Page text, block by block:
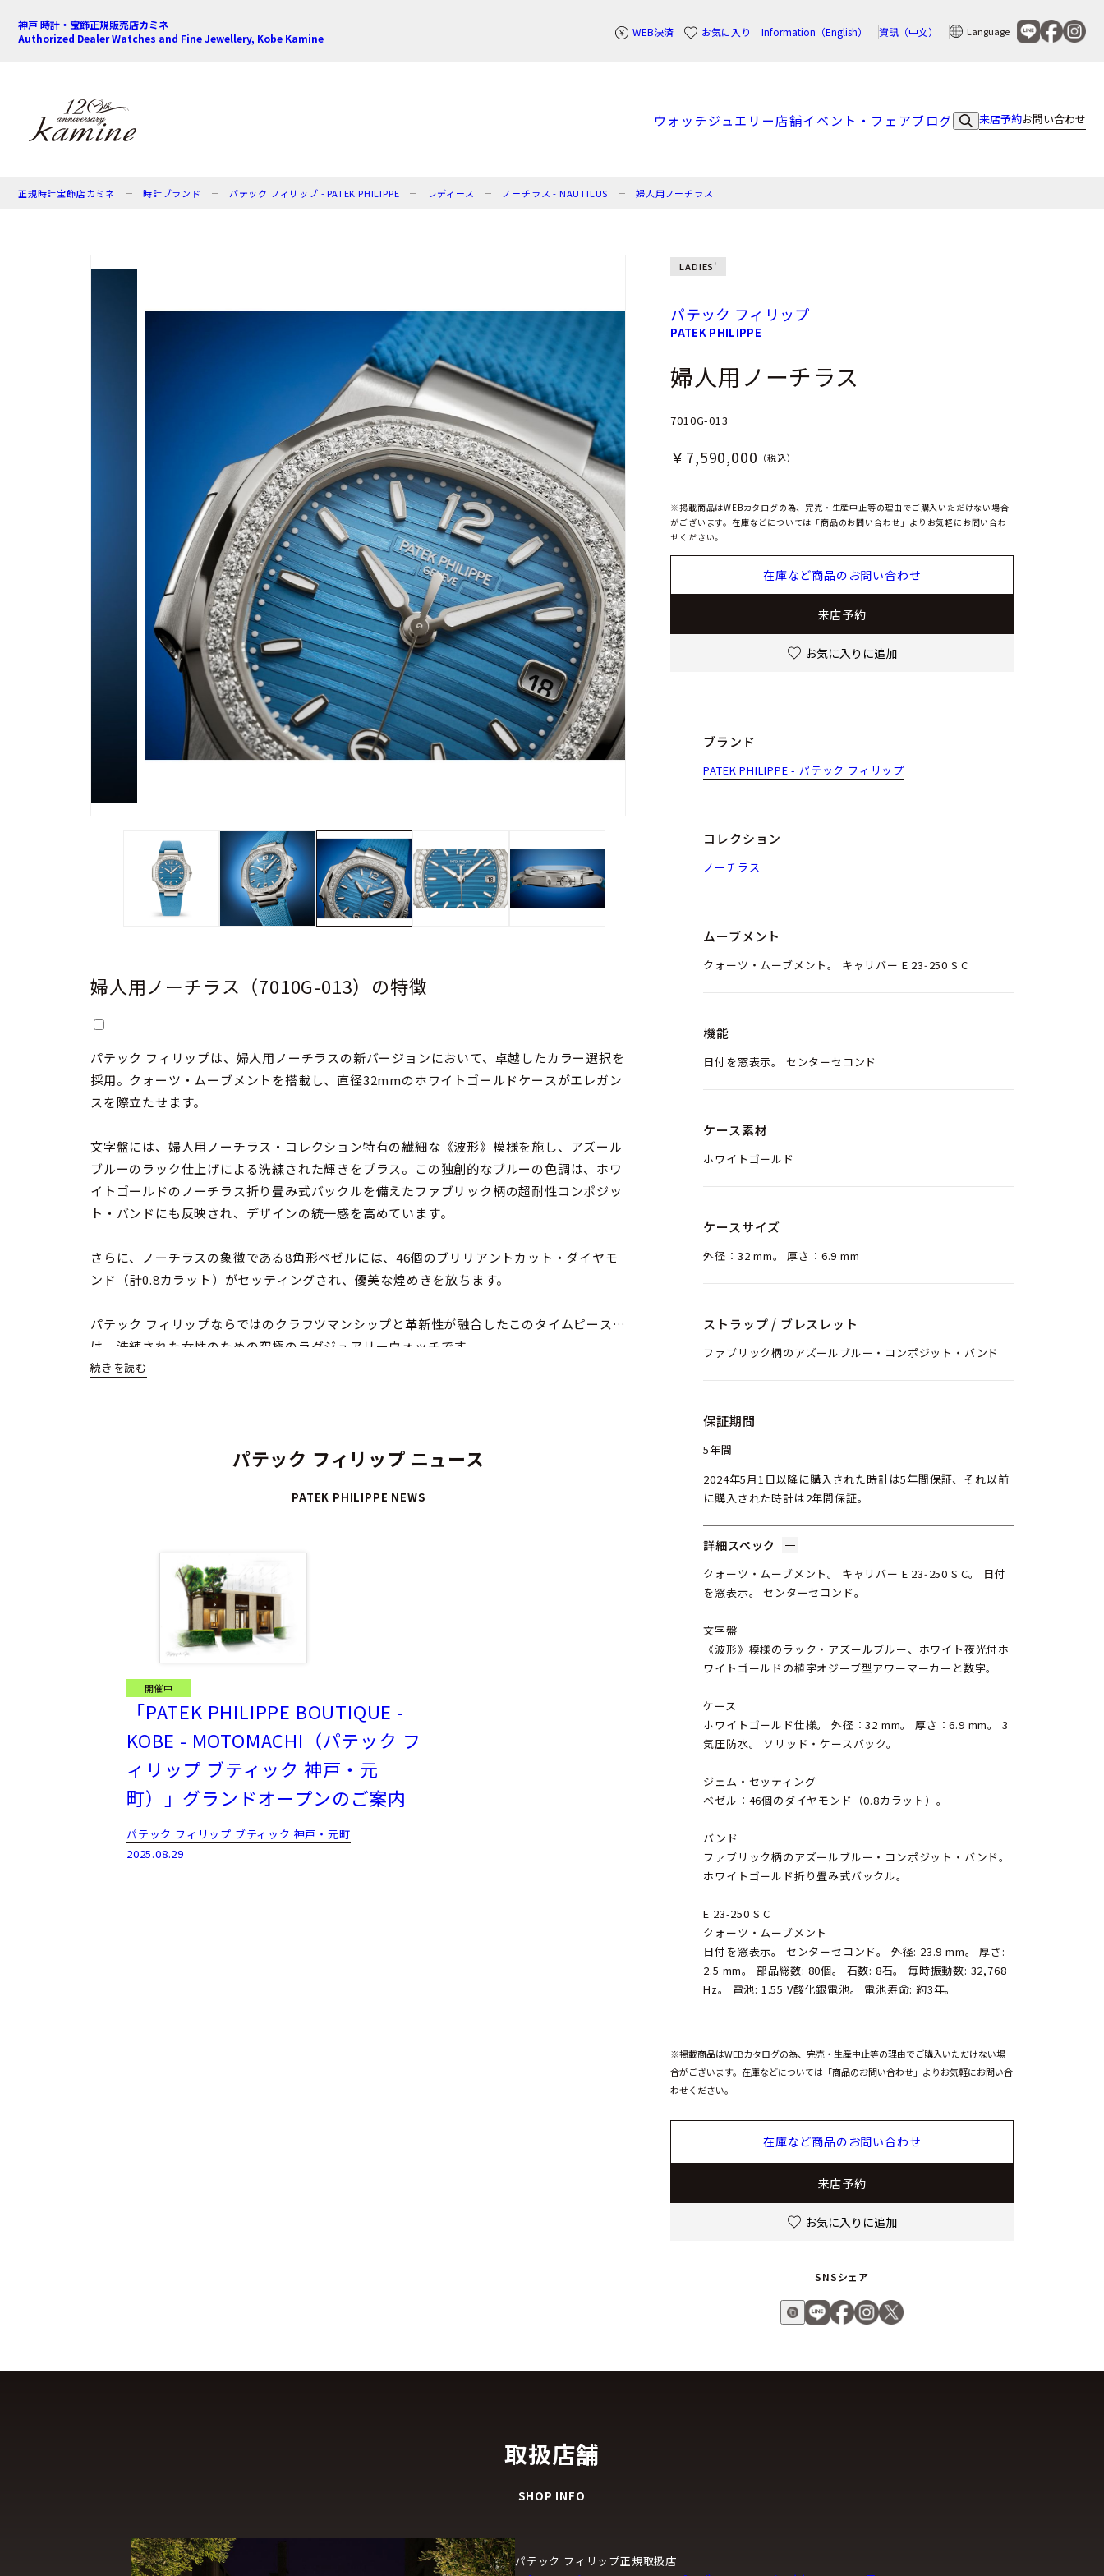
神戸 時計・宝飾正規販売店カミネ
Authorized Dealer Watches and Fine Jewellery, Kobe Kamine
WEB決済 お気に入り Information（English） 資訊（中文） Language
ウォッチジュエリー店舗イベント・フェアブログ 来店予約お問い合わせ
正規時計宝飾店カミネ 時計ブランド パテック フィリップ - PATEK PHILIPPE レディース ノーチラス - NAUTILUS 婦人用ノーチラス
婦人用ノーチラス（7010G-013）の特徴
パテック フィリップは、婦人用ノーチラスの新バージョンにおいて、卓越したカラー選択を
採用。クォーツ・ムーブメントを搭載し、直径32mmのホワイトゴールドケースがエレガン
スを際立たせます。
文字盤には、婦人用ノーチラス・コレクション特有の繊細な《波形》模様を施し、アズール
ブルーのラック仕上げによる洗練された輝きをプラス。この独創的なブルーの色調は、ホワ
イトゴールドのノーチラス折り畳み式バックルを備えたファブリック柄の超耐性コンポジッ
ト・バンドにも反映され、デザインの統一感を高めています。
さらに、ノーチラスの象徴である8角形ベゼルには、46個のブリリアントカット・ダイヤモ
ンド（計0.8カラット）がセッティングされ、優美な煌めきを放ちます。
パテック フィリップならではのクラフツマンシップと革新性が融合したこのタイムピース
は、洗練された女性のための究極のラグジュアリーウォッチです。
パテック フィリップ ニュース
PATEK PHILIPPE NEWS
開催中
「PATEK PHILIPPE BOUTIQUE -
KOBE - MOTOMACHI（パテック フ
ィリップ ブティック 神戸・元
町）」グランドオープンのご案内
パテック フィリップ ブティック 神戸・元町
2025.08.29
LADIES'
パテック フィリップ
PATEK PHILIPPE
婦人用ノーチラス
7010G-013
￥7,590,000 （税込）
※掲載商品はWEBカタログの為、完売・生産中止等の理由でご購入いただけない場合
がございます。在庫などについては「商品のお問い合わせ」よりお気軽にお問い合わ
せください。
在庫など商品のお問い合わせ
来店予約
お気に入りに追加
ブランド
PATEK PHILIPPE - パテック フィリップ
コレクション
ノーチラス
ムーブメント
クォーツ・ムーブメント。 キャリバー E 23‑250 S C
機能
日付を窓表示。 センターセコンド
ケース素材
ホワイトゴールド
ケースサイズ
外径：32 mm。 厚さ：6.9 mm
ストラップ / ブレスレット
ファブリック柄のアズールブルー・コンポジット・バンド
保証期間
5年間
2024年5月1日以降に購入された時計は5年間保証、それ以前
に購入された時計は2年間保証。
詳細スペック
クォーツ・ムーブメント。 キャリバー E 23‑250 S C。 日付
を窓表示。 センターセコンド。
文字盤
《波形》模様のラック・アズールブルー、ホワイト夜光付ホ
ワイトゴールドの植字オジーブ型アワーマーカーと数字。
ケース
ホワイトゴールド仕様。 外径：32 mm。 厚さ：6.9 mm。 3
気圧防水。 ソリッド・ケースバック。
ジェム・セッティング
ベゼル：46個のダイヤモンド（0.8カラット）。
バンド
ファブリック柄のアズールブルー・コンポジット・バンド。
ホワイトゴールド折り畳み式バックル。
E 23-250 S C
クォーツ・ムーブメント
日付を窓表示。 センターセコンド。 外径: 23.9 mm。 厚さ:
2.5 mm。 部品総数: 80個。 石数: 8石。 毎時振動数: 32,768
Hz。 電池: 1.55 V酸化銀電池。 電池寿命: 約3年。
※掲載商品はWEBカタログの為、完売・生産中止等の理由でご購入いただけない場
合がございます。在庫などについては「商品のお問い合わせ」よりお気軽にお問い合
わせください。
在庫など商品のお問い合わせ
来店予約
お気に入りに追加
SNSシェア
取扱店舗
SHOP INFO
パテック フィリップ正規取扱店